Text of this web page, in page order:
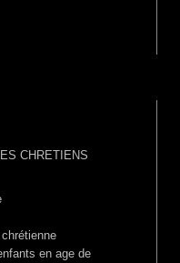
CHRETIENS
en age de